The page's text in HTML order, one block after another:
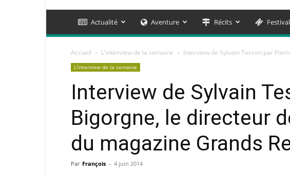
Actualité Aventure Récits
Accueil L'interview de la semaine Interview de Sylvain Tesson par
L'interview de la semaine
Interview de Sylvain
Bigorgne, le directeur
du magazine Grands
Par François - 4 juin 2014